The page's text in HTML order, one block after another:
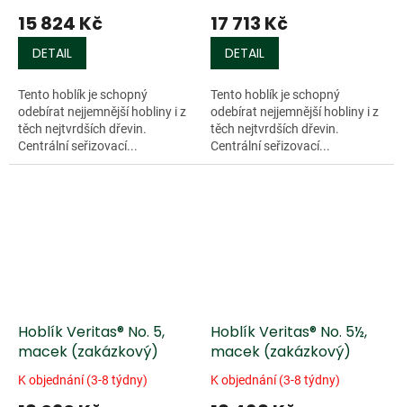
15 824 Kč
DETAIL
Tento hoblík je schopný
odebírat nejjemnější hobliny i z
těch nejtvrdších dřevin.
Centrální seřizovací...
17 713 Kč
DETAIL
Tento hoblík je schopný
odebírat nejjemnější hobliny i z
těch nejtvrdších dřevin.
Centrální seřizovací...
Hoblík Veritas® No. 5,
macek (zakázkový)
K objednání (3-8 týdny)
Hoblík Veritas® No. 5½,
macek (zakázkový)
K objednání (3-8 týdny)